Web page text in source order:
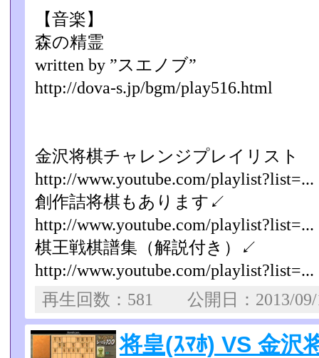
【音楽】
森の精霊
written by ”スエノブ”
http://dova-s.jp/bgm/play516.html
金沢将棋チャレンジプレイリスト
http://www.youtube.com/playlist?list=...
創作詰将棋もあります↙
http://www.youtube.com/playlist?list=...
棋王戦棋譜集（解説付き）↙
http://www.youtube.com/playlist?list=...
再生回数：581 公開日：
将皇(ｽﾏﾎ) VS 金沢